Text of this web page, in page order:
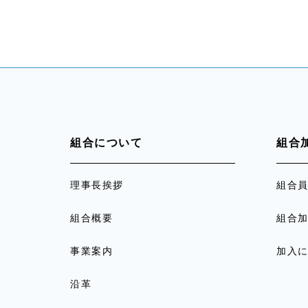
組合について
理事長挨拶
組合概要
事業案内
沿革
組合
組合
組合
加入